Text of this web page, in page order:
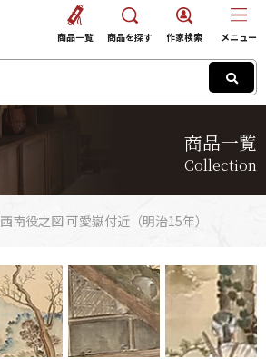
商品一覧
Collection
商品一覧 商品を探す 作家検索 メニュー
西南役之図 可愛嶽付近（明治15年）